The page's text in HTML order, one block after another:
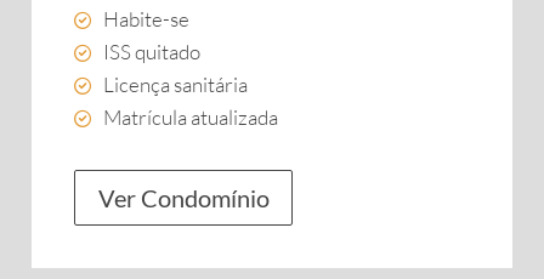
Habite-se
ISS quitado
Licença sanitária
Matrícula atualizada
Ver Condomínio